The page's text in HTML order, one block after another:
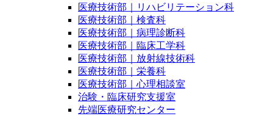
医療技術部｜リハビリテーション科
医療技術部｜検査科
医療技術部｜病理診断科
医療技術部｜臨床工学科
医療技術部｜放射線技術科
医療技術部｜栄養科
医療技術部｜心理相談室
治験・臨床研究支援室
先端医療研究センター